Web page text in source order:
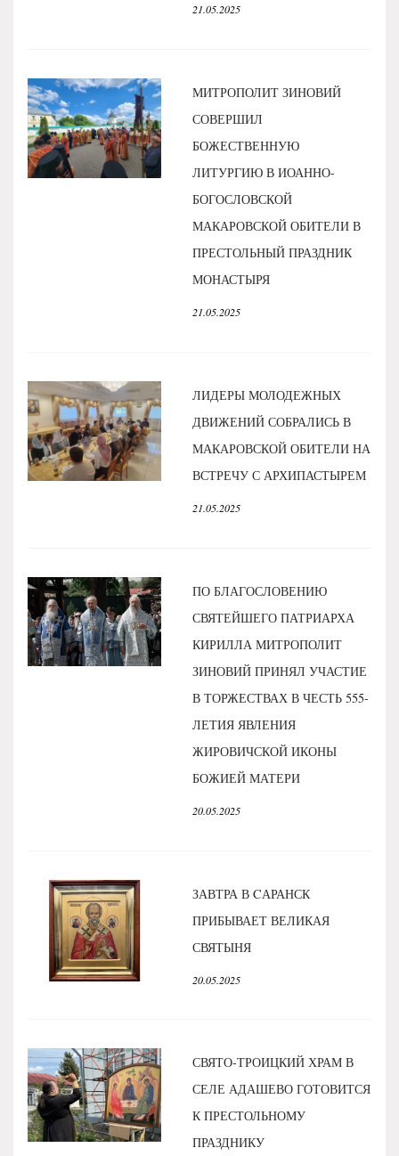
21.05.2025
МИТРОПОЛИТ ЗИНОВИЙ
СОВЕРШИЛ
БОЖЕСТВЕННУЮ
ЛИТУРГИЮ В ИОАННО-
БОГОСЛОВСКОЙ
МАКАРОВСКОЙ ОБИТЕЛИ В
ПРЕСТОЛЬНЫЙ ПРАЗДНИК
МОНАСТЫРЯ
21.05.2025
ЛИДЕРЫ МОЛОДЕЖНЫХ
ДВИЖЕНИЙ СОБРАЛИСЬ В
МАКАРОВСКОЙ ОБИТЕЛИ НА
ВСТРЕЧУ С АРХИПАСТЫРЕМ
21.05.2025
ПО БЛАГОСЛОВЕНИЮ
СВЯТЕЙШЕГО ПАТРИАРХА
КИРИЛЛА МИТРОПОЛИТ
ЗИНОВИЙ ПРИНЯЛ УЧАСТИЕ
В ТОРЖЕСТВАХ В ЧЕСТЬ 555-
ЛЕТИЯ ЯВЛЕНИЯ
ЖИРОВИЧСКОЙ ИКОНЫ
БОЖИЕЙ МАТЕРИ
20.05.2025
ЗАВТРА В CАРАНСК
ПРИБЫВАЕТ ВЕЛИКАЯ
СВЯТЫНЯ
20.05.2025
СВЯТО-ТРОИЦКИЙ ХРАМ В
СЕЛЕ АДАШЕВО ГОТОВИТСЯ
К ПРЕСТОЛЬНОМУ
ПРАЗДНИКУ